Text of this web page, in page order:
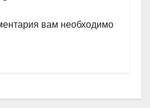
a
и
вам необходимо